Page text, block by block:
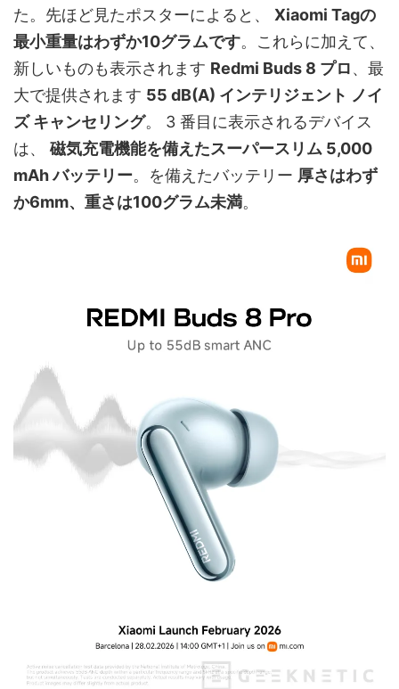
た。先ほど見たポスターによると、 Xiaomi Tagの
最小重量はわずか10グラムです。これらに加えて、
新しいものも表示されます Redmi Buds 8 プロ、最
大で提供されます 55 dB(A) インテリジェント ノイ
ズ キャンセリング。 3 番目に表示されるデバイス
は、 磁気充電機能を備えたスーパースリム 5,000
mAh バッテリー。を備えたバッテリー 厚さはわず
か6mm、重さは100グラム未満。